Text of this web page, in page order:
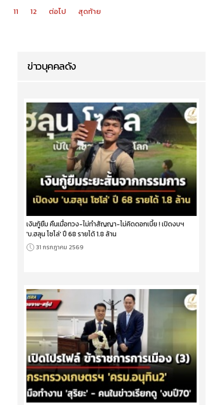
11
12 ต่อไป สุดท้าย
ข่าวบุคคลดัง
เงินกู้ยืม คืนเมื่อทวง-ไม่ทำสัญญา-ไม่คิดดอกเบี้ย ! เปิดงบฯ
'บ.ฮลุน โซโล่' ปี 68 รายได้ 1.8 ล้าน
31 กรกฎาคม 2569